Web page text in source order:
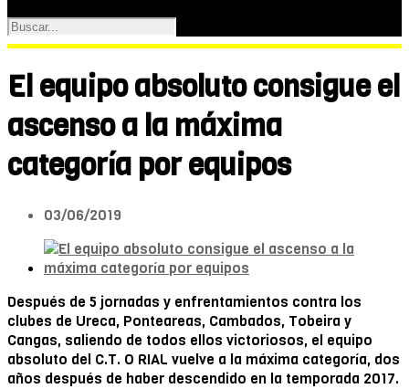
El equipo absoluto consigue el
ascenso a la máxima
categoría por equipos
03/06/2019
Después de 5 jornadas y enfrentamientos contra los
clubes de Ureca, Ponteareas, Cambados, Tobeira y
Cangas, saliendo de todos ellos victoriosos, el equipo
absoluto del C.T. O RIAL vuelve a la máxima categoría, dos
años después de haber descendido en la temporada 2017.